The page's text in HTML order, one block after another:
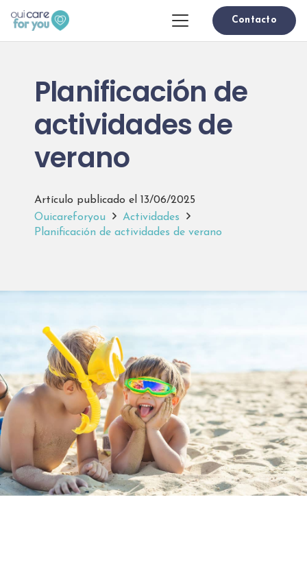
Contacto
Planificación de
actividades de
verano
Artículo publicado el 13/06/2025
Ouicareforyou
Actividades
Planificación de actividades de verano